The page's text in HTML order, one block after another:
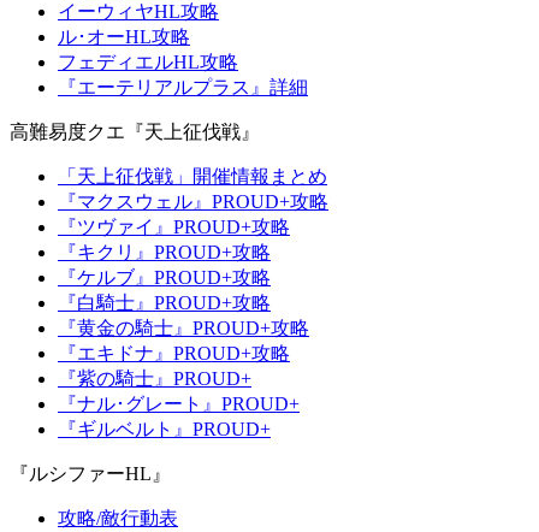
イーウィヤHL攻略
ル･オーHL攻略
フェディエルHL攻略
『エーテリアルプラス』詳細
高難易度クエ『天上征伐戦』
「天上征伐戦」開催情報まとめ
『マクスウェル』PROUD+攻略
『ツヴァイ』PROUD+攻略
『キクリ』PROUD+攻略
『ケルブ』PROUD+攻略
『白騎士』PROUD+攻略
『黄金の騎士』PROUD+攻略
『エキドナ』PROUD+攻略
『紫の騎士』PROUD+
『ナル･グレート』PROUD+
『ギルベルト』PROUD+
『ルシファーHL』
攻略/敵行動表